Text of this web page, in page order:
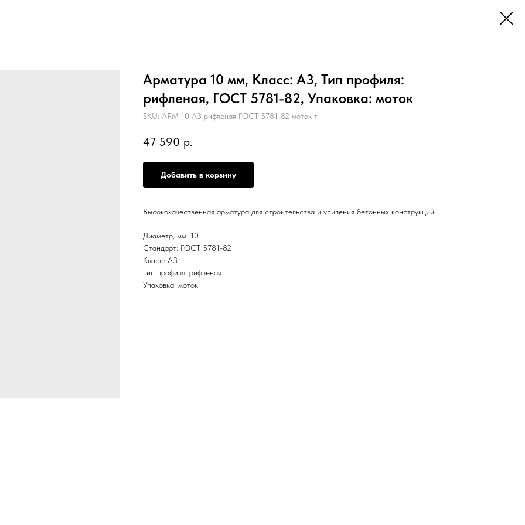
Арматура 10 мм, Класс: А3, Тип профиля:
рифленая, ГОСТ 5781-82, Упаковка: моток
SKU: АРМ 10 А3 рифленая ГОСТ 5781-82 моток т
47 590 р.
Добавить в корзину
Высококачественная арматура для строительства и усиления бетонных конструкций.
Диаметр, мм: 10
Стандарт: ГОСТ 5781-82
Класс: А3
Тип профиля: рифленая
Упаковка: моток